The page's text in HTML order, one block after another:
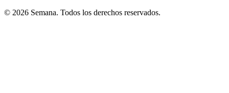
© 2026 Semana. Todos los derechos reservados.